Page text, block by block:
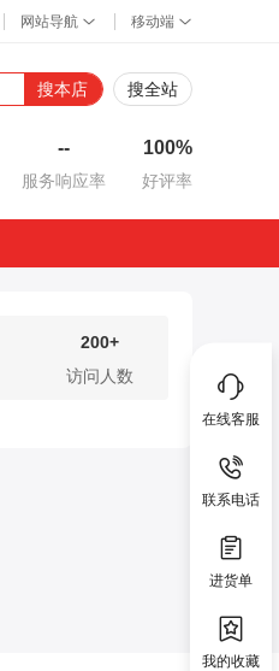
搜本店 搜全站
--
服务响应率
100%
好评率
在线客服
联系电话
进货单
我的收藏
200+
访问人数